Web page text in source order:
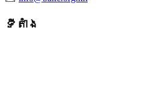
ទីតាំង